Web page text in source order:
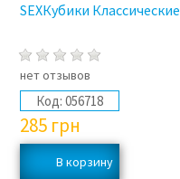
SEXКубики Классические
нет отзывов
Код: 056718
285 грн